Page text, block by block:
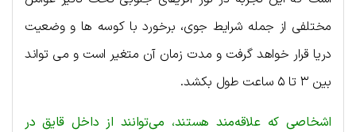
مختلفی از جمله شرایط جوی، برخورد با کوسه ها و وضعیت
دریا قرار خواهد گرفت و مدت زمان آن متغیر است و می تواند
بین ۳ تا ۵ ساعت طول بکشد.
اشخاصی که علاقه‌مند هستند، می‌توانند از داخل قایق در